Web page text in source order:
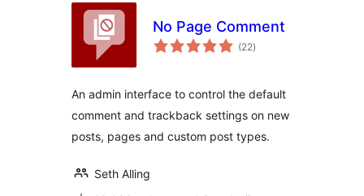
No Page Comment
(22wszystkich
ocen
)
An admin interface to control the default
comment and trackback settings on new
posts, pages and custom post types.
Seth Alling